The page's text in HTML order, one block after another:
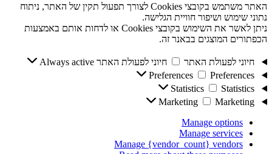
האתר משתמש בקובצי Cookies לצורך תפעול תקין של האתר, ניתוח
נתוני שימוש ושיפור חוויית הגלישה.
ניתן לאשר את השימוש בקובצי Cookies או לדחות אותם באמצעות
הכפתורים המוצגים בבאנר זה.
חיוני לפעולת האתר חיוני לפעולת האתר Always active
Preferences
Preferences
Statistics
Statistics
Marketing
Marketing
Manage options
Manage services
Manage {vendor_count} vendors